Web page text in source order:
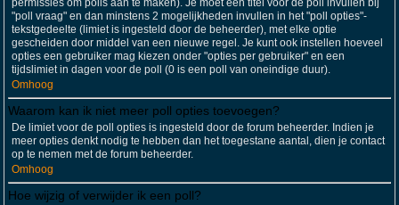
permissies om polls aan te maken). Je moet een titel voor de poll invullen bij
"poll vraag" en dan minstens 2 mogelijkheden invullen in het "poll opties"-
tekstgedeelte (limiet is ingesteld door de beheerder), met elke optie
gescheiden door middel van een nieuwe regel. Je kunt ook instellen hoeveel
opties een gebruiker mag kiezen onder "opties per gebruiker" en een
tijdslimiet in dagen voor de poll (0 is een poll van oneindige duur).
Omhoog
Waarom kan ik niet meer poll opties toevoegen?
De limiet voor de poll opties is ingesteld door de forum beheerder. Indien je
meer opties denkt nodig te hebben dan het toegestane aantal, dien je contact
op te nemen met de forum beheerder.
Omhoog
Hoe wijzig of verwijder ik een poll?